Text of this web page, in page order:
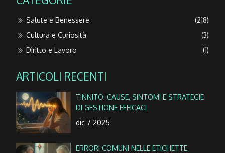
Salute e Benessere
(218)
Cultura e Curiosità
(3)
Diritto e Lavoro
(1)
ARTICOLI RECENTI
TINNITO: CAUSE, SINTOMI E STRATEGIE
DI GESTIONE EFFICACI
dic 7 2025
ERRORI COMUNI NELLE ETICHETTE